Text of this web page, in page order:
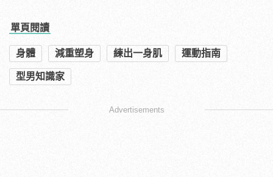
單頁閱讀
身體 減重塑身 練出一身肌 運動指南
型男知識家
Advertisements